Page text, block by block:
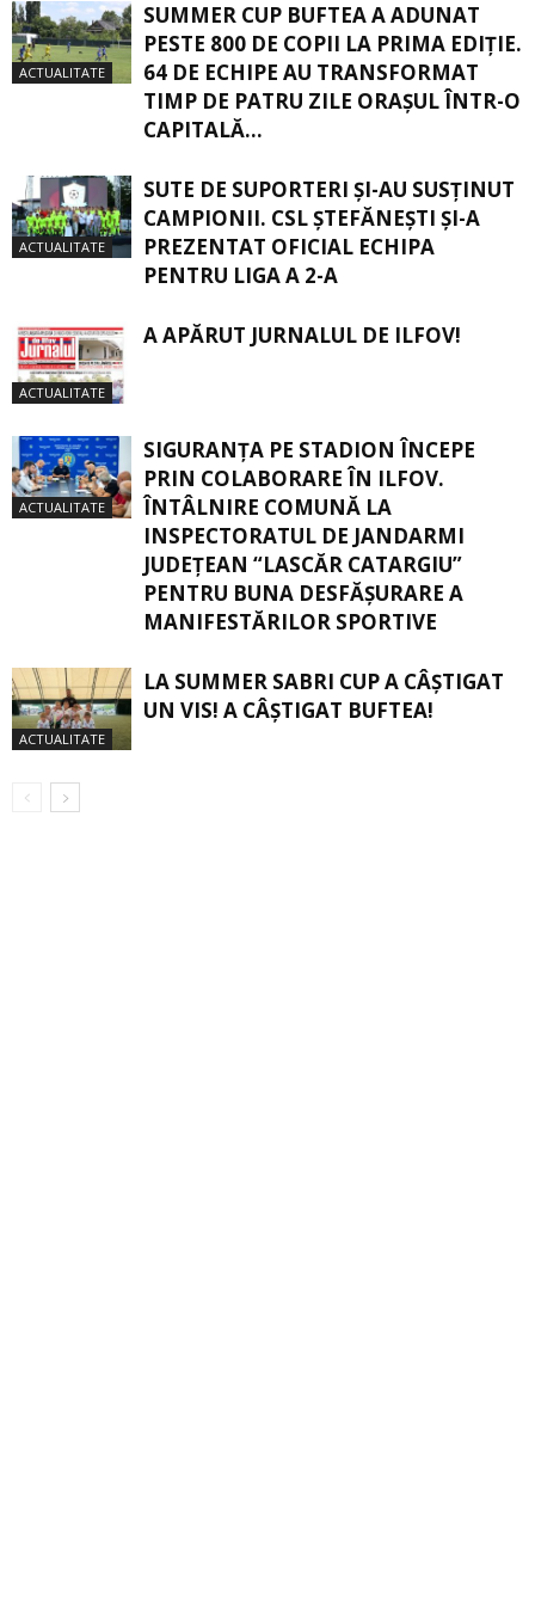
ACTUALITATE
SUMMER CUP BUFTEA A ADUNAT
PESTE 800 DE COPII LA PRIMA EDIȚIE.
64 DE ECHIPE AU TRANSFORMAT
TIMP DE PATRU ZILE ORAȘUL ÎNTR-O
CAPITALĂ...
ACTUALITATE
SUTE DE SUPORTERI ȘI-AU SUSȚINUT
CAMPIONII. CSL ȘTEFĂNEȘTI ȘI-A
PREZENTAT OFICIAL ECHIPA
PENTRU LIGA A 2-A
ACTUALITATE
A APĂRUT JURNALUL DE ILFOV!
ACTUALITATE
SIGURANŢA PE STADION ÎNCEPE
PRIN COLABORARE ÎN ILFOV.
ÎNTÂLNIRE COMUNĂ LA
INSPECTORATUL DE JANDARMI
JUDEȚEAN “LASCĂR CATARGIU”
PENTRU BUNA DESFĂȘURARE A
MANIFESTĂRILOR SPORTIVE
ACTUALITATE
LA SUMMER SABRI CUP A CÂȘTIGAT
UN VIS! A CÂȘTIGAT BUFTEA!